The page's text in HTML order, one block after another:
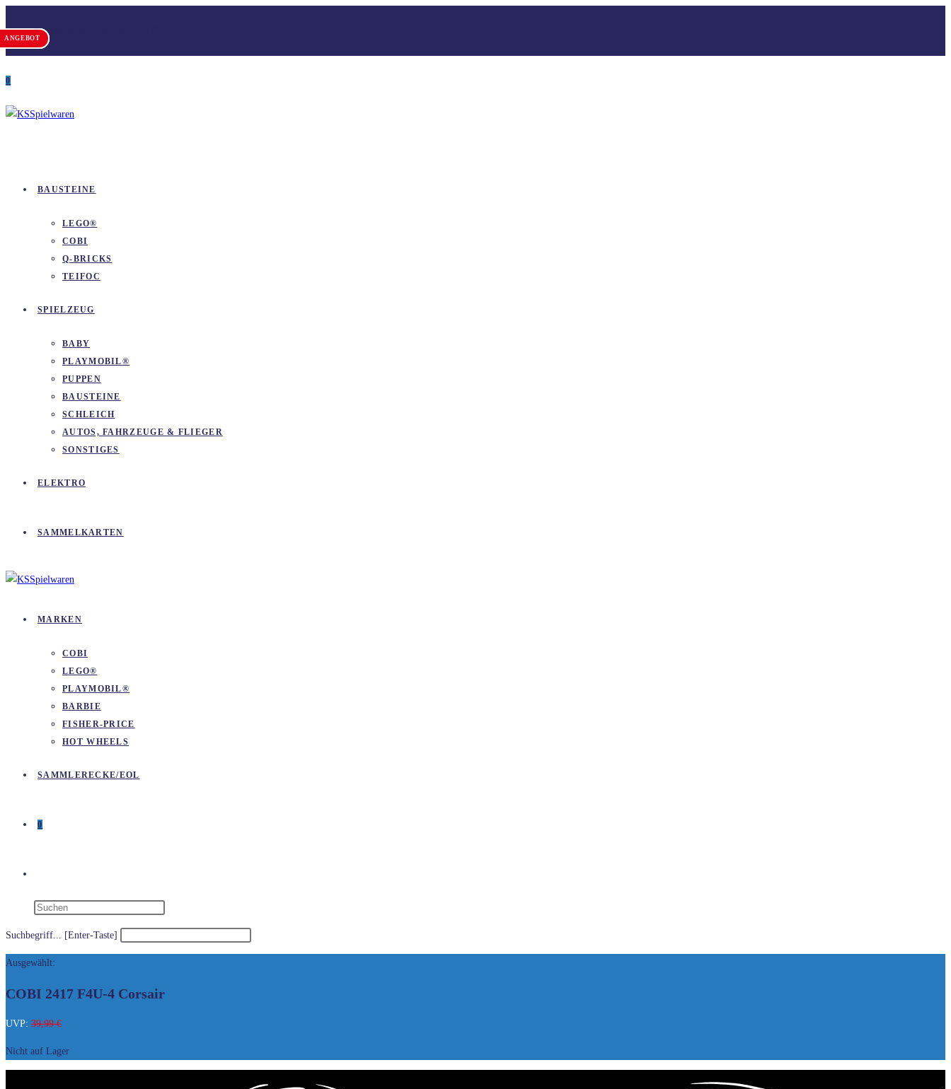
Inhalt
springen
Versandkostenfrei ab 100 €
0
BAUSTEINE
LEGO®
COBI
Q-BRICKS
TEIFOC
SPIELZEUG
BABY
PLAYMOBIL®
PUPPEN
BAUSTEINE
SCHLEICH
AUTOS, FAHRZEUGE & FLIEGER
SONSTIGES
ELEKTRO
SAMMELKARTEN
MARKEN
COBI
LEGO®
PLAYMOBIL®
BARBIE
FISHER-PRICE
HOT WHEELS
SAMMLERECKE/EOL
0
Suchbegriff... [Enter-Taste]
Ausgewählt:
COBI 2417 F4U-4 Corsair
UVP: 39,99€
war:
ist:
Nicht auf Lager
ANGEBOT
ANGEBOT